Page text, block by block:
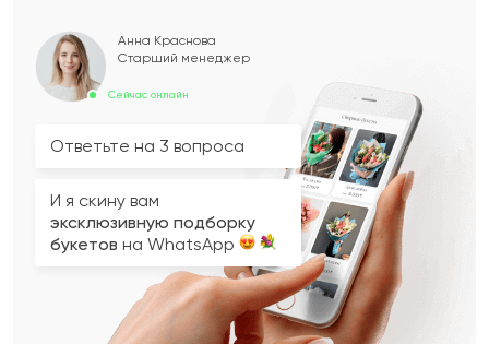
Сейчас онлайн
Анна Краснова
Старший менеджер
Ответьте на 3 вопроса
И я скину вам
эксклюзивную подборку
букетов на WhatsApp